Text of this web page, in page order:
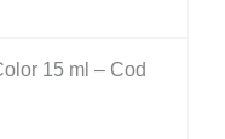
15 ml – Cod